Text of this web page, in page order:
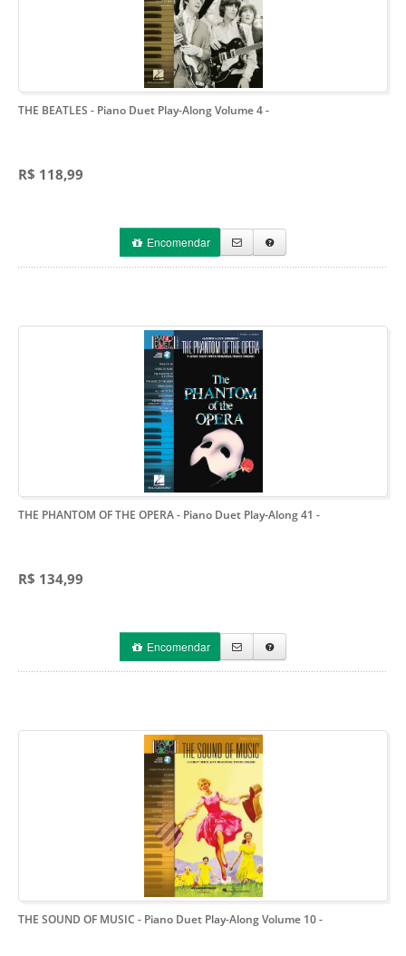
THE BEATLES - Piano Duet Play-Along Volume 4-
R$ 118,99
Encomendar
THE PHANTOM OF THE OPERA - Piano Duet Play-Along 41 -
R$ 134,99
Encomendar
THE SOUND OF MUSIC - Piano Duet Play-Along Volume 10-